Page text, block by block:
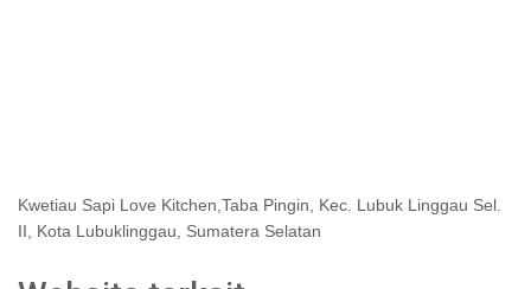
Kwetiau Sapi Love Kitchen,Taba Pingin, Kec. Lubuk Linggau Sel.
II, Kota Lubuklinggau, Sumatera Selatan